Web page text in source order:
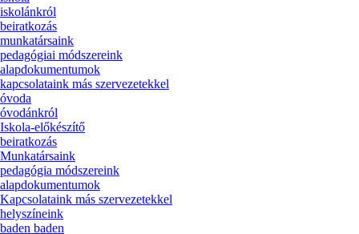
iskolánkról
beiratkozás
munkatársaink
pedagógiai módszereink
alapdokumentumok
kapcsolataink más szervezetekkel
óvoda
óvodánkról
Iskola-előkészítő
beiratkozás
Munkatársaink
pedagógia módszereink
alapdokumentumok
Kapcsolataink más szervezetekkel
helyszíneink
baden baden